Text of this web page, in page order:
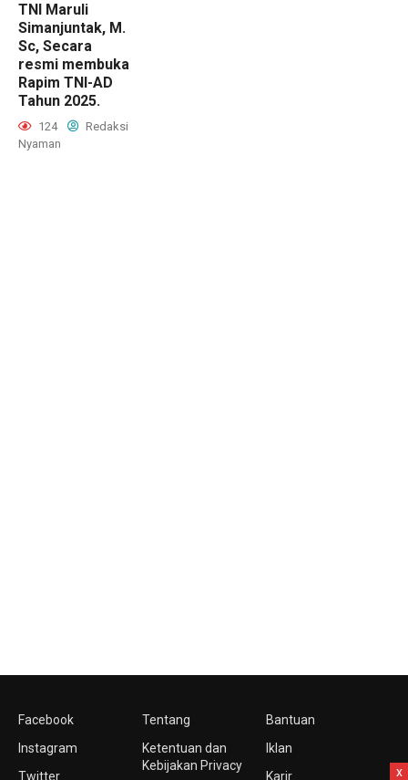
TNI Maruli
Simanjuntak, M.
Sc, Secara
resmi membuka
Rapim TNI-AD
Tahun 2025.
124
Redaksi
Nyaman
Facebook
Instagram
Twitter
Tentang
Ketentuan dan
Kebijakan Privacy
Bantuan
Iklan
Karir
x